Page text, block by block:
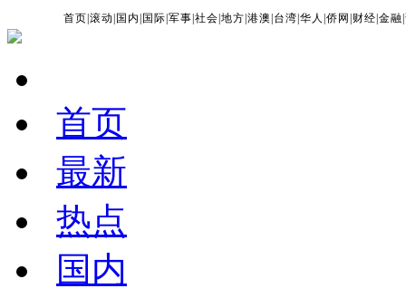
首页 |滚动 国内 国际 |军事 |社会 |地方 |港澳 台湾 |华人 |侨网 财经 |金融 |
首页
最新
热点
国内